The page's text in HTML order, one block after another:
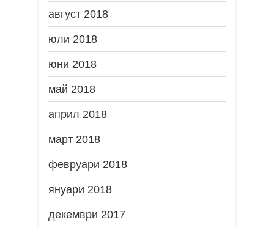
август 2018
юли 2018
юни 2018
май 2018
април 2018
март 2018
февруари 2018
януари 2018
декември 2017